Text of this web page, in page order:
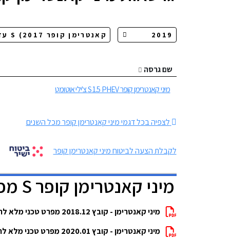
שם גרסה
מיני קאנטרימן קופר S 1.5 PHEV צ'ילי אוטומט
לצפיה בכל דגמי מיני קאנטרימן קופר מכל השנים
לקבלת הצעה לביטוח מיני קאנטרימן קופר
מיני קאנטרימן קופר S מפרטים להורדה
מיני קאנטרימן - קובץ 2018.12 מפרט טכני מלא להורדה
מיני קאנטרימן - קובץ 2020.01 מפרט טכני מלא להורדה